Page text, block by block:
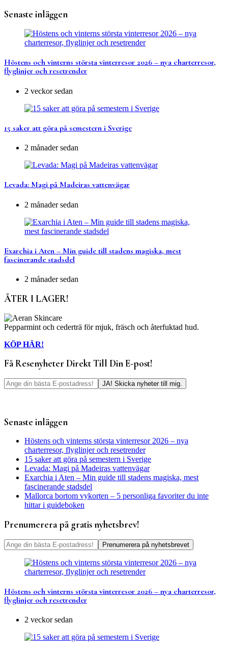
Senaste inläggen
Höstens och vinterns största vinterresor 2026 – nya charterresor,
flyglinjer och resetrender
2 veckor sedan
15 saker att göra på semestern i Sverige
2 månader sedan
Levada: Magi på Madeiras vattenvägar
2 månader sedan
Exarchia i Aten – Min guide till stadens magiska, mest
fascinerande stadsdel
2 månader sedan
ÅTER I LAGER!
Pepparmint och cederträ för mjuk, fräsch och återfuktad hud.
KÖP HÄR!
Få Resenyheter Direkt Till Din E-post!
Senaste inläggen
Höstens och vinterns största vinterresor 2026 – nya
charterresor, flyglinjer och resetrender
15 saker att göra på semestern i Sverige
Levada: Magi på Madeiras vattenvägar
Exarchia i Aten – Min guide till stadens magiska, mest
fascinerande stadsdel
Mallorca bortom vykorten – 5 personliga favoriter du inte
hittar i guideboken
Prenumerera på gratis nyhetsbrev!
Höstens och vinterns största vinterresor 2026 – nya charterresor,
flyglinjer och resetrender
2 veckor sedan